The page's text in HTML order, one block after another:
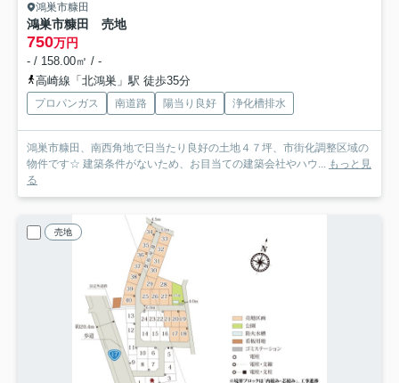
鴻巣市糠田
鴻巣市糠田 売地
750万円
- / 158.00㎡ / -
高崎線「北鴻巣」駅 徒歩35分
プロパンガス 南道路 陽当り良好 浄化槽排水
鴻巣市糠田、南西角地で日当たり良好の土地４７坪、市街化調整区域の
物件です☆ 建築条件がないため、お目当ての建築会社やハウ... もっと見
る
売地